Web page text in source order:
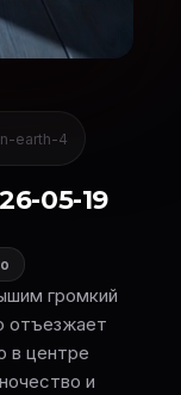
earth-4
05-19
громкий
отъезжает
в центре
и